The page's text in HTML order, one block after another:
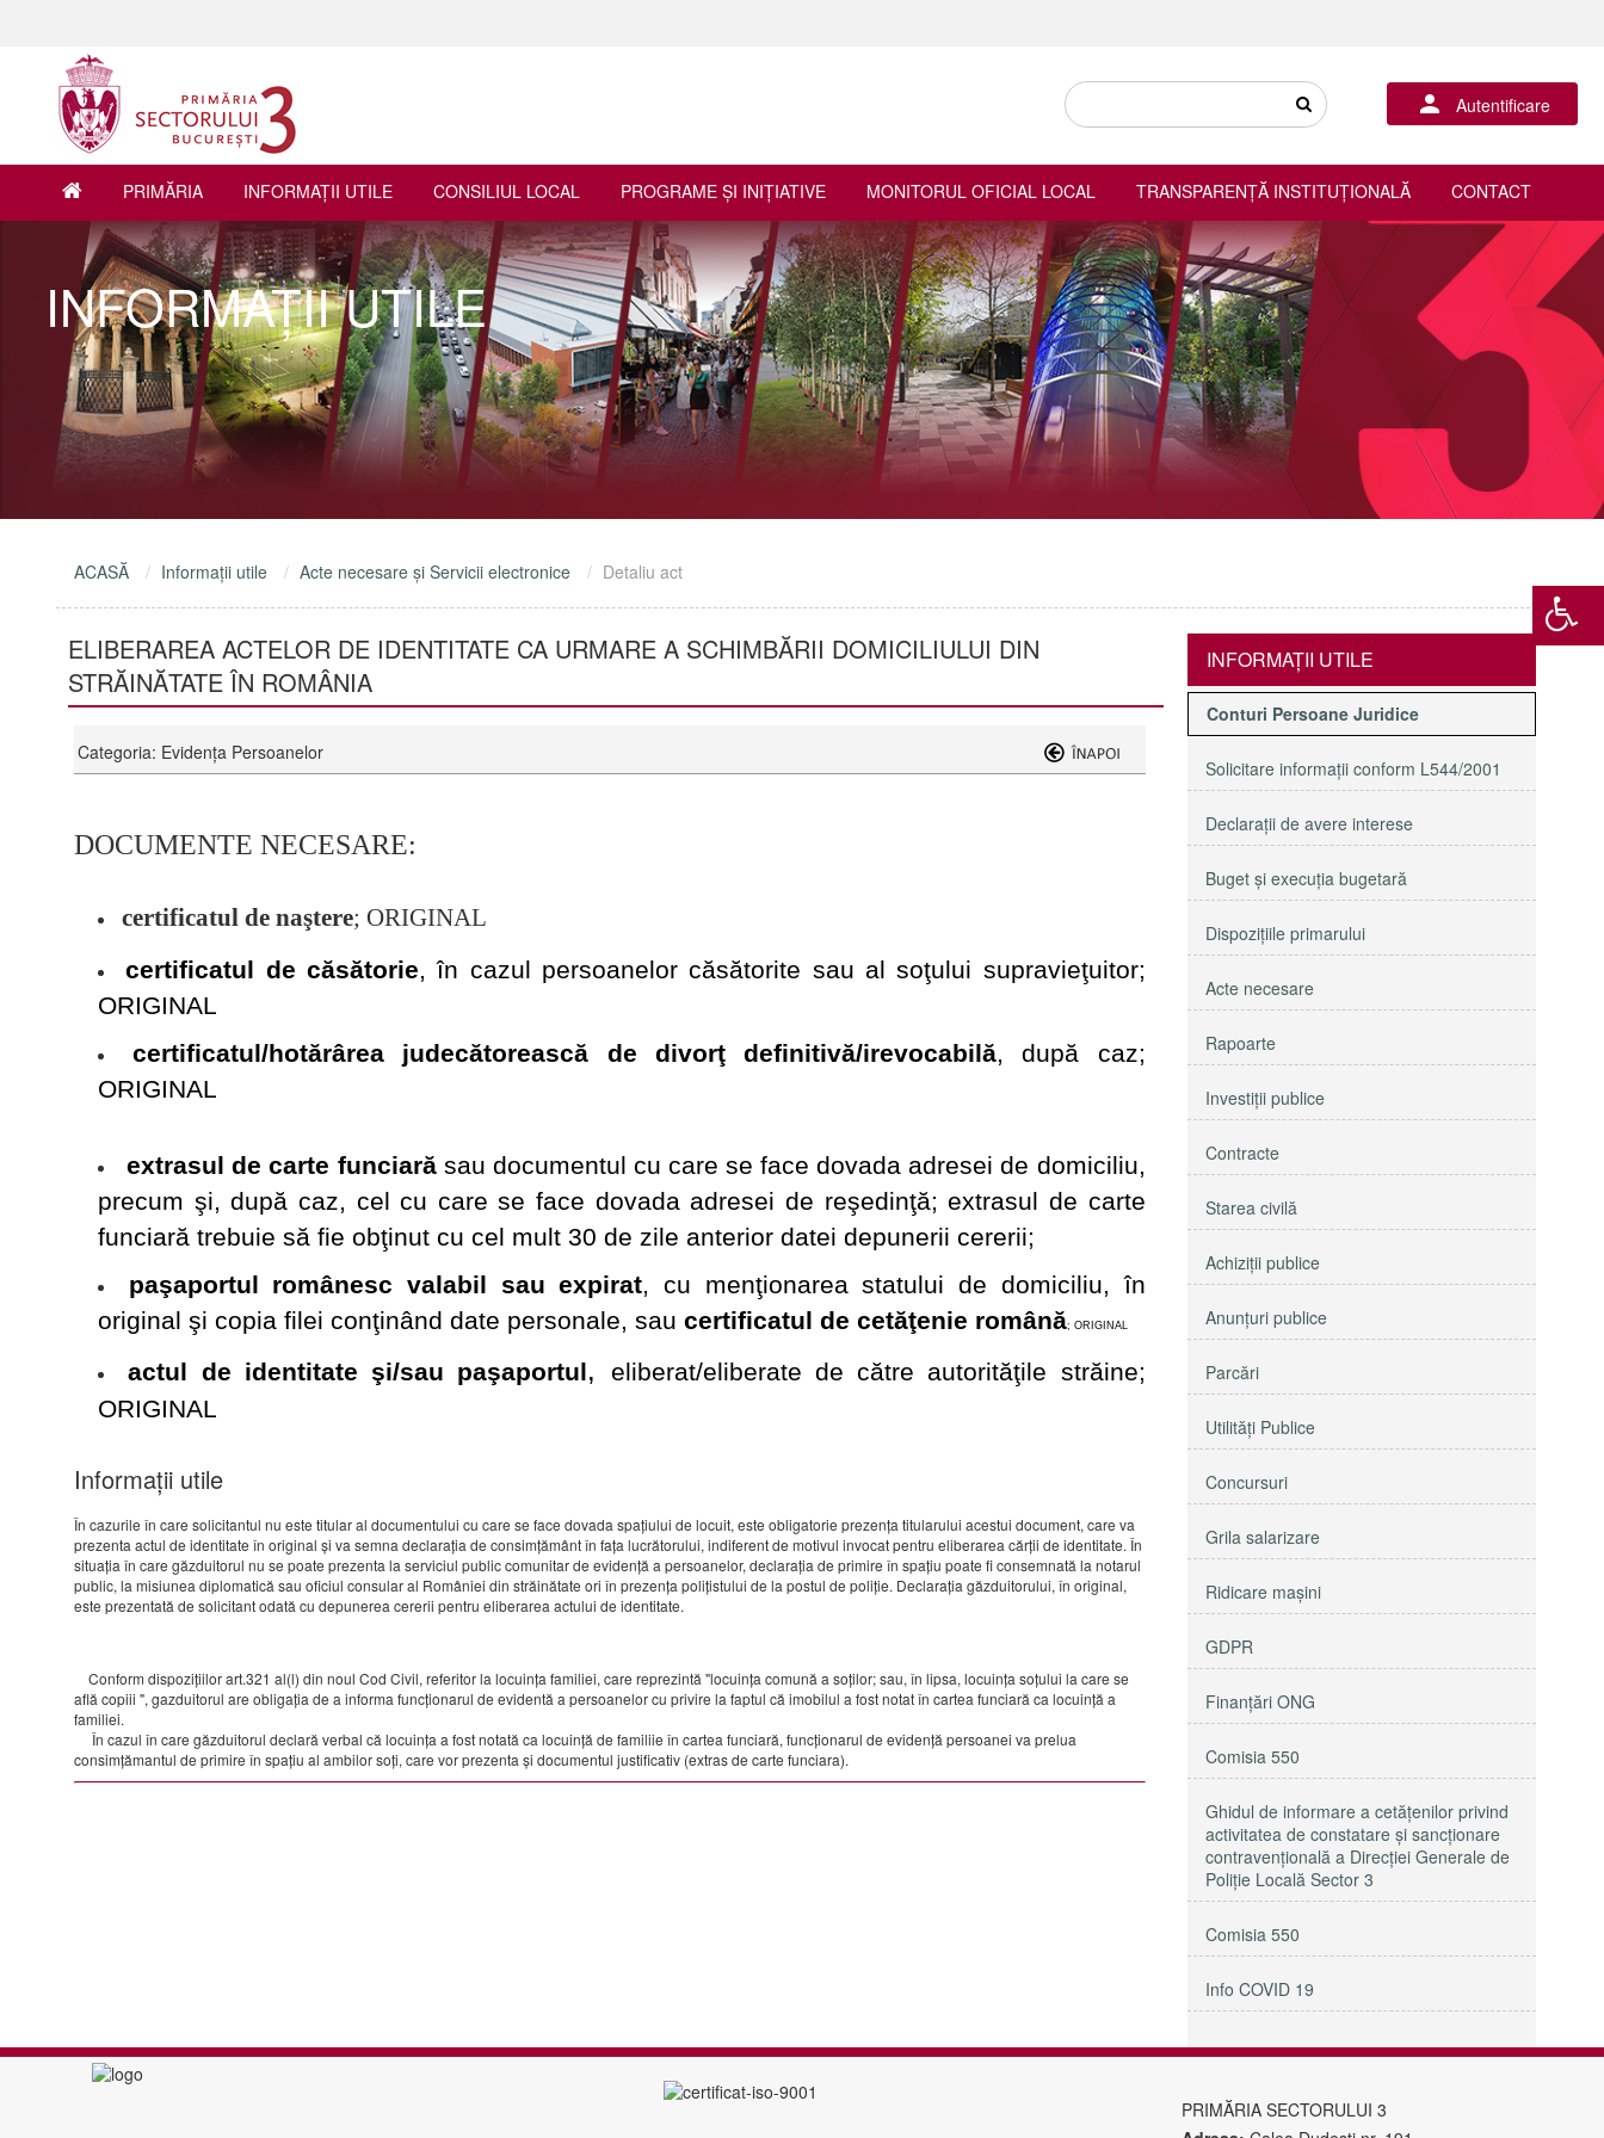
Autentificare
PRIMĂRIA INFORMAŢII UTILE CONSILIUL LOCAL PROGRAME ŞI INIŢIATIVE MONITORUL OFICIAL LOCAL TRANSPARENȚĂ INSTITUȚIONALĂ CONTACT
INFORMAŢII UTILE
ACASĂ Informaţii utile Acte necesare şi Servicii electronice Detaliu act
ELIBERAREA ACTELOR DE IDENTITATE CA URMARE A SCHIMBĂRII DOMICILIULUI DIN
STRĂINĂTATE ÎN ROMÂNIA
Categoria: Evidenţa Persoanelor
DOCUMENTE NECESARE:
certificatul de naştere; ORIGINAL
certificatul de căsătorie, în cazul persoanelor căsătorite sau al soţului supravieţuitor;
ORIGINAL
certificatul/hotărârea judecătorească de divorţ definitivă/irevocabilă, după caz;
ORIGINAL
extrasul de carte funciarăsau documentul cu care se face dovada adresei de domiciliu,
precum şi, după caz, cel cu care se face dovada adresei de reşedinţă; extrasul de carte
funciară trebuie să fie obţinut cu cel mult 30 de zile anterior datei depunerii cererii;
paşaportul românesc valabil sau expirat, cu menţionarea statului de domiciliu, în
original şi copia filei conţinând date personale, sau certificatul de cetăţenie română; ORIGINAL
actul de identitate şi/sau paşaportul, eliberat/eliberate de către autorităţile străine;
ORIGINAL
Informații utile
În cazurile în care solicitantul nu este titular al documentului cu care se face dovada spaţiului de locuit, este obligatorie prezenţa titularului acestui document, care va
prezenta actul de identitate în original şi va semna declaraţia de consimţământ în faţa lucrătorului, indiferent de motivul invocat pentru eliberarea cărţii de identitate. În
situaţia în care găzduitorul nu se poate prezenta la serviciul public comunitar de evidenţă a persoanelor, declaraţia de primire în spaţiu poate fi consemnată la notarul
public, la misiunea diplomatică sau oficiul consular al României din străinătate ori în prezenţa poliţistului de la postul de poliţie. Declaraţia găzduitorului, în original,
este prezentată de solicitant odată cu depunerea cererii pentru eliberarea actului de identitate.
Conform dispozițiilor art.321 al(l) din noul Cod Civil, referitor la locuința familiei, care reprezintă "locuința comună a soților; sau, în lipsa, locuința soțului la care se
află copiii ", gazduitorul are obligația de a informa funcționarul de evidentă a persoanelor cu privire la faptul că imobilul a fost notat în cartea funciară ca locuință a
familiei.
În cazul în care găzduitorul declară verbal că locuința a fost notată ca locuință de familiie în cartea funciară, funcționarul de evidență persoanei va prelua
consimțămantul de primire în spațiu al ambilor soți, care vor prezenta și documentul justificativ (extras de carte funciara).
INFORMAŢII UTILE
Conturi Persoane Juridice
Solicitare informaţii conform L544/2001
Declaraţii de avere interese
Buget şi execuţia bugetară
Dispoziţiile primarului
Acte necesare
Rapoarte
Investiţii publice
Contracte
Starea civilă
Achiziţii publice
Anunţuri publice
Parcări
Utilităţi Publice
Concursuri
Grila salarizare
Ridicare maşini
GDPR
Finanțări ONG
Comisia 550
Ghidul de informare a cetățenilor privind
activitatea de constatare și sancționare
contravențională a Direcției Generale de
Poliție Locală Sector 3
Comisia 550
Info COVID 19
PRIMĂRIA SECTORULUI 3